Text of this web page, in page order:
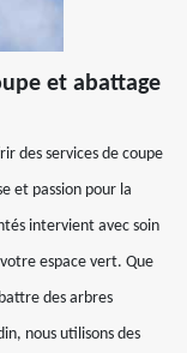
et abattage
des services de coupe
et passion pour la
intervient avec soin
espace vert. Que
des arbres
nous utilisons des